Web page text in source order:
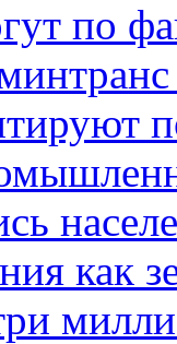
по
как